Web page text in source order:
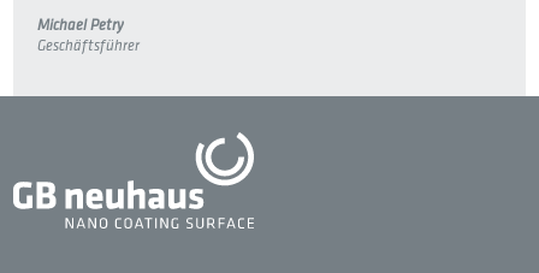
Michael Petry
Geschäftsführer